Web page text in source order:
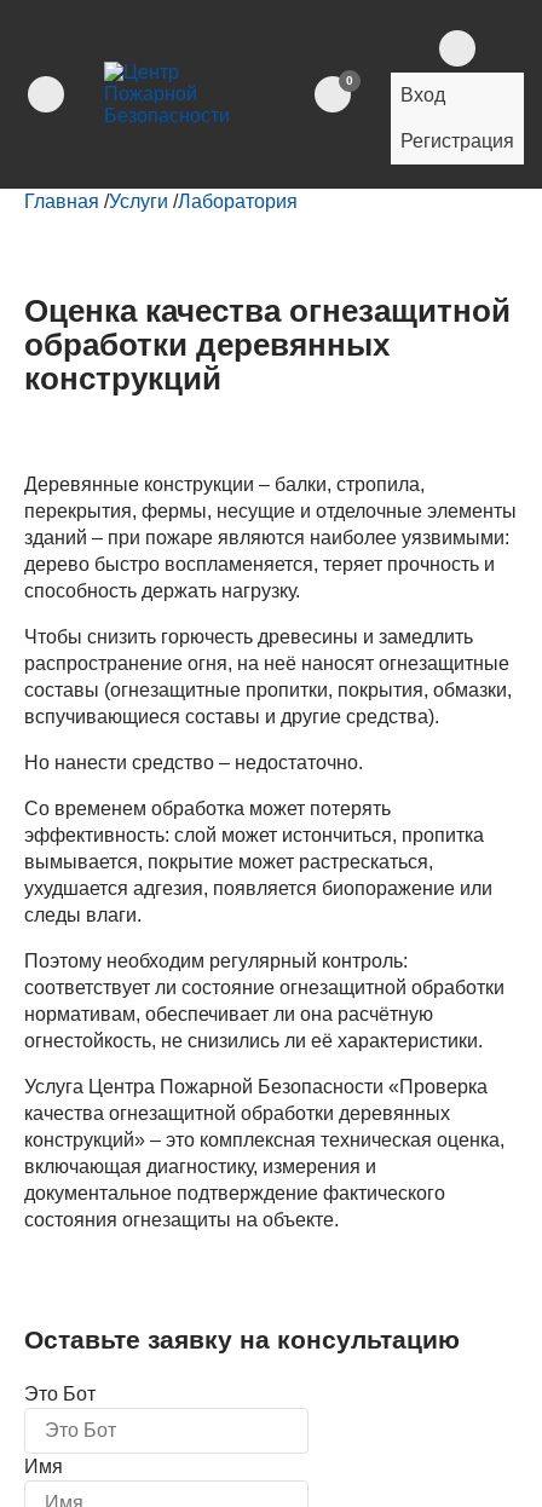
0
Вход
Регистрация
Главная /Услуги /Лаборатория
Оценка качества огнезащитной
обработки деревянных
конструкций
Деревянные конструкции – балки, стропила,
перекрытия, фермы, несущие и отделочные элементы
зданий – при пожаре являются наиболее уязвимыми:
дерево быстро воспламеняется, теряет прочность и
способность держать нагрузку.
Чтобы снизить горючесть древесины и замедлить
распространение огня, на неё наносят огнезащитные
составы (огнезащитные пропитки, покрытия, обмазки,
вспучивающиеся составы и другие средства).
Но нанести средство – недостаточно.
Со временем обработка может потерять
эффективность: слой может истончиться, пропитка
вымывается, покрытие может растрескаться,
ухудшается адгезия, появляется биопоражение или
следы влаги.
Поэтому необходим регулярный контроль:
соответствует ли состояние огнезащитной обработки
нормативам, обеспечивает ли она расчётную
огнестойкость, не снизились ли её характеристики.
Услуга Центра Пожарной Безопасности «Проверка
качества огнезащитной обработки деревянных
конструкций» – это комплексная техническая оценка,
включающая диагностику, измерения и
документальное подтверждение фактического
состояния огнезащиты на объекте.
Оставьте заявку на консультацию
Это Бот
Имя